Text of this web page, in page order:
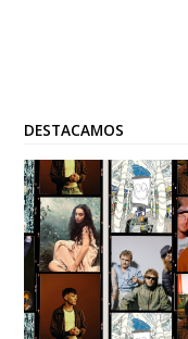
DESTACAMOS